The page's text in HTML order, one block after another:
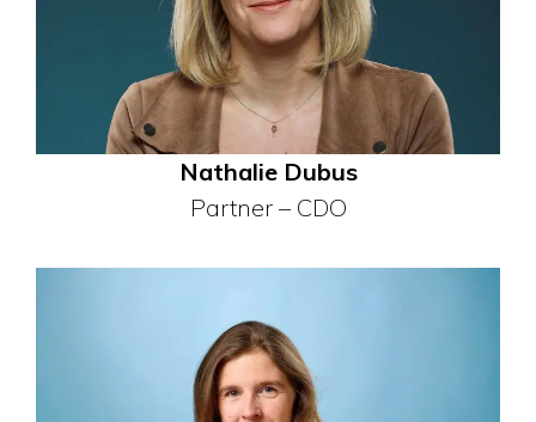
Nathalie Dubus
Partner – CDO